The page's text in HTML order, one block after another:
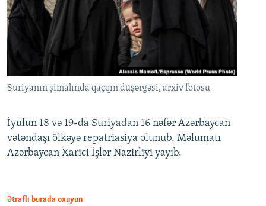
Suriyanın şimalında qaçqın düşərgəsi, arxiv fotosu
İyulun 18 və 19-da Suriyadan 16 nəfər Azərbaycan
vətəndaşı ölkəyə repatriasiya olunub. Məlumatı
Azərbaycan Xarici İşlər Nazirliyi yayıb.
Ətraflı burada oxuyun